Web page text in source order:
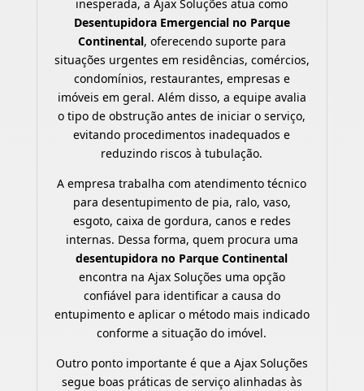
inesperada, a Ajax Soluções atua como
Desentupidora Emergencial no Parque
Continental, oferecendo suporte para
situações urgentes em residências, comércios,
condomínios, restaurantes, empresas e
imóveis em geral. Além disso, a equipe avalia
o tipo de obstrução antes de iniciar o serviço,
evitando procedimentos inadequados e
reduzindo riscos à tubulação.
A empresa trabalha com atendimento técnico
para desentupimento de pia, ralo, vaso,
esgoto, caixa de gordura, canos e redes
internas. Dessa forma, quem procura uma
desentupidora no Parque Continental
encontra na Ajax Soluções uma opção
confiável para identificar a causa do
entupimento e aplicar o método mais indicado
conforme a situação do imóvel.
Outro ponto importante é que a Ajax Soluções
segue boas práticas de serviço alinhadas às